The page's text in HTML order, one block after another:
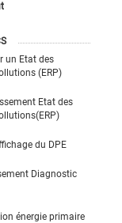
un Etat des
(ERP)
Etat des
du DPE
Diagnostic
énergie primaire